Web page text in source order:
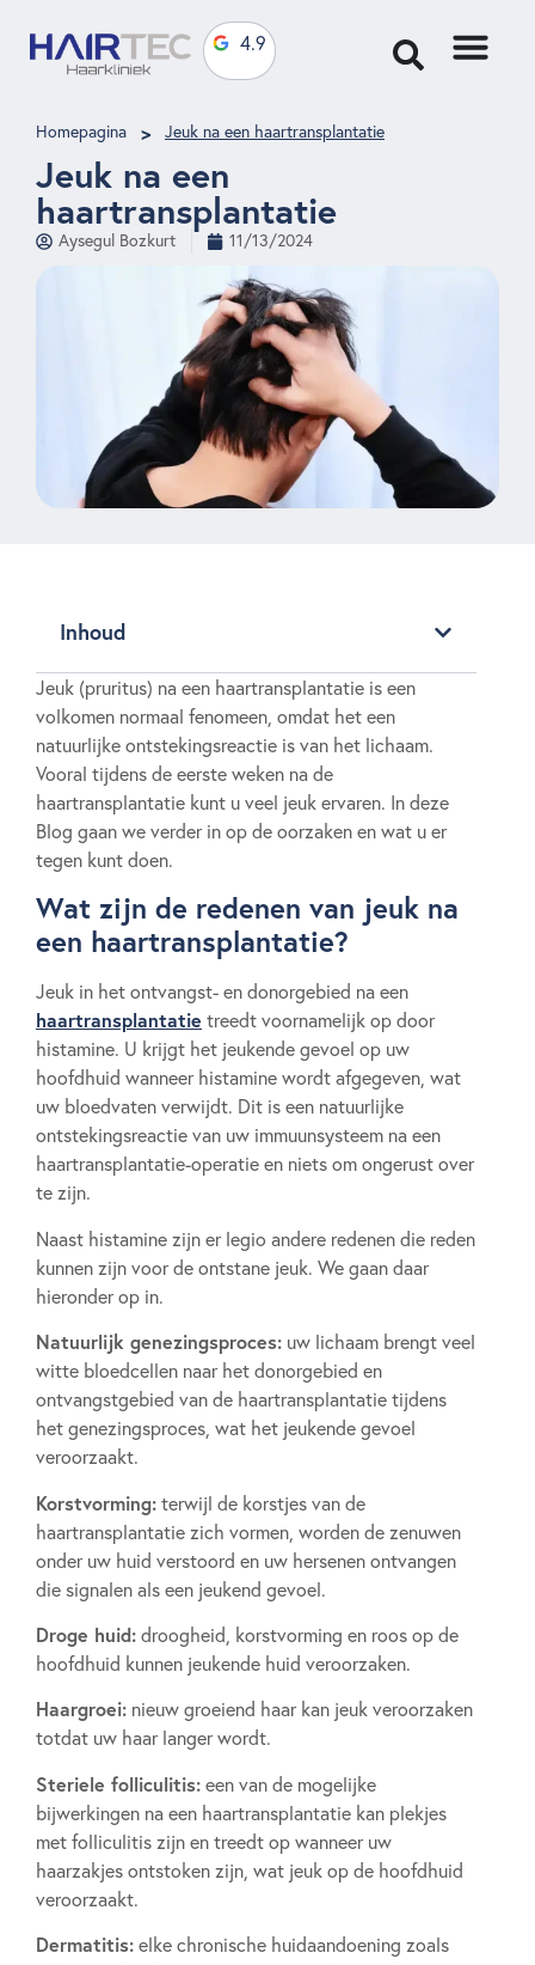
4.9
Homepagina > Jeuk na een haartransplantatie
Jeuk na een
haartransplantatie
Aysegul Bozkurt 11/13/2024
Inhoud
Jeuk (pruritus) na een haartransplantatie is een
volkomen normaal fenomeen, omdat het een
natuurlijke ontstekingsreactie is van het lichaam.
Vooral tijdens de eerste weken na de
haartransplantatie kunt u veel jeuk ervaren. In deze
Blog gaan we verder in op de oorzaken en wat u er
tegen kunt doen.
Wat zijn de redenen van jeuk na
een haartransplantatie?
Jeuk in het ontvangst- en donorgebied na een
haartransplantatie treedt voornamelijk op door
histamine. U krijgt het jeukende gevoel op uw
hoofdhuid wanneer histamine wordt afgegeven, wat
uw bloedvaten verwijdt. Dit is een natuurlijke
ontstekingsreactie van uw immuunsysteem na een
haartransplantatie-operatie en niets om ongerust over
te zijn.
Naast histamine zijn er legio andere redenen die reden
kunnen zijn voor de ontstane jeuk. We gaan daar
hieronder op in.
Natuurlijk genezingsproces: uw lichaam brengt veel
witte bloedcellen naar het donorgebied en
ontvangstgebied van de haartransplantatie tijdens
het genezingsproces, wat het jeukende gevoel
veroorzaakt.
Korstvorming: terwijl de korstjes van de
haartransplantatie zich vormen, worden de zenuwen
onder uw huid verstoord en uw hersenen ontvangen
die signalen als een jeukend gevoel.
Droge huid: droogheid, korstvorming en roos op de
hoofdhuid kunnen jeukende huid veroorzaken.
Haargroei: nieuw groeiend haar kan jeuk veroorzaken
totdat uw haar langer wordt.
Steriele folliculitis: een van de mogelijke
bijwerkingen na een haartransplantatie kan plekjes
met folliculitis zijn en treedt op wanneer uw
haarzakjes ontstoken zijn, wat jeuk op de hoofdhuid
veroorzaakt.
Dermatitis: elke chronische huidaandoening zoals